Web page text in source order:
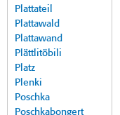
Plattateil
Plattawald
Plattawand
Plättlitöbili
Platz
Plenki
Poschka
Poschkabongert